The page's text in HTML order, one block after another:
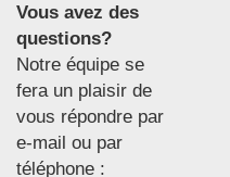
Vous avez des
questions?
Notre équipe se
fera un plaisir de
vous répondre par
e-mail ou par
téléphone :